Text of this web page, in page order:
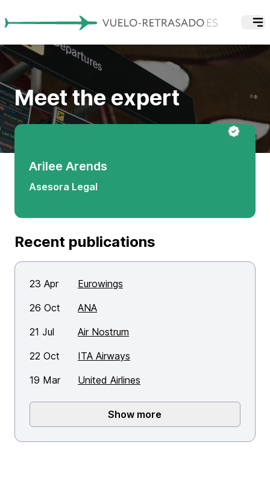
Meet the expert
Arilee Arends
Asesora Legal
Recent publications
23 Apr
Eurowings
26 Oct
ANA
21 Jul
Air Nostrum
22 Oct
ITA Airways
19 Mar
United Airlines
Show more